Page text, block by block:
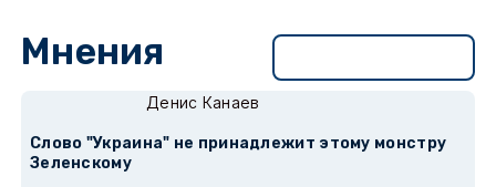
Мнения
Денис Канаев
Слово "Украина" не принадлежит этому монстру
Зеленскому